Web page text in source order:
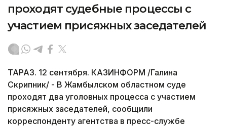
проходят судебные процессы с
участием присяжных заседателей
ТАРАЗ. 12 сентября. КАЗИНФОРМ /Галина
Скрипник/ - В Жамбылском областном суде
проходят два уголовных процесса с участием
присяжных заседателей, сообщили
корреспонденту агентства в пресс-службе